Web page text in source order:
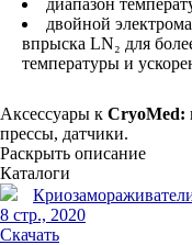
диапазон
двойной
впрыска LN₂ для
температуры и
Аксессуары к CryoMed:
прессы, датчики.
Раскрыть описание
Каталоги
8 стр., 2020
Скачать